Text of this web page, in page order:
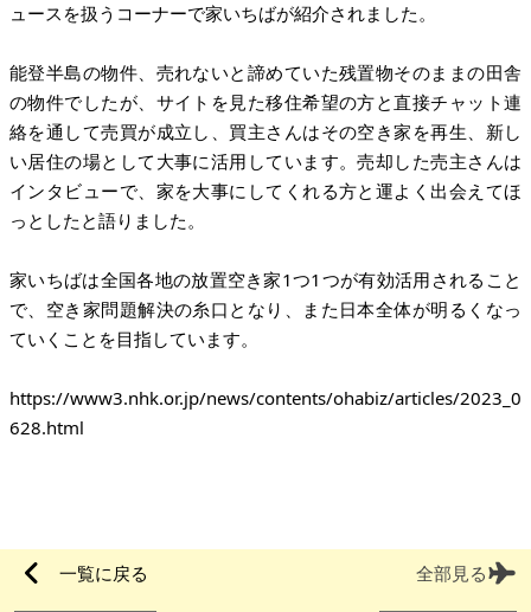
ュースを扱うコーナーで家いちばが紹介されました。
能登半島の物件、売れないと諦めていた残置物そのままの田舎
の物件でしたが、サイトを見た移住希望の方と直接チャット連
絡を通して売買が成立し、買主さんはその空き家を再生、新し
い居住の場として大事に活用しています。売却した売主さんは
インタビューで、家を大事にしてくれる方と運よく出会えてほ
っとしたと語りました。
家いちばは全国各地の放置空き家1つ1つが有効活用されること
で、空き家問題解決の糸口となり、また日本全体が明るくなっ
ていくことを目指しています。
https://www3.nhk.or.jp/news/contents/ohabiz/articles/2023_0
628.html
一覧に戻る 全部見る